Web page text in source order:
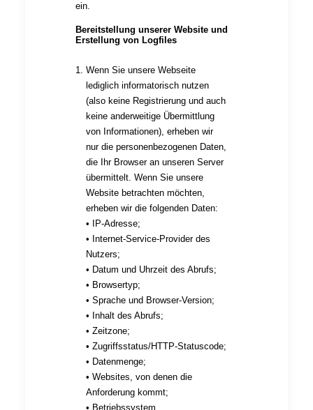
ein.
Bereitstellung unserer Website und
Erstellung von Logfiles
Wenn Sie unsere Webseite
lediglich informatorisch nutzen
(also keine Registrierung und auch
keine anderweitige Übermittlung
von Informationen), erheben wir
nur die personenbezogenen Daten,
die Ihr Browser an unseren Server
übermittelt. Wenn Sie unsere
Website betrachten möchten,
erheben wir die folgenden Daten:
• IP-Adresse;
• Internet-Service-Provider des
Nutzers;
• Datum und Uhrzeit des Abrufs;
• Browsertyp;
• Sprache und Browser-Version;
• Inhalt des Abrufs;
• Zeitzone;
• Zugriffsstatus/HTTP-Statuscode;
• Datenmenge;
• Websites, von denen die
Anforderung kommt;
• Betriebssystem.